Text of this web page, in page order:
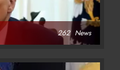
262 News